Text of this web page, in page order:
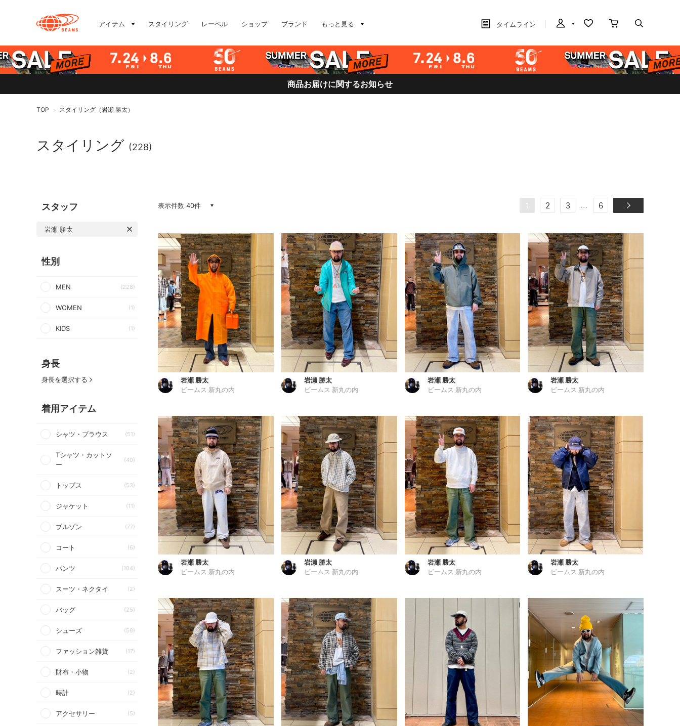
アイテム スタイリング レーベル ショップ ブランド もっと見る タイムライン
商品お届けに関するお知らせ
TOP > スタイリング（岩瀬 勝太）
スタイリング (228)
スタッフ
岩瀬 勝太
性別
MEN (228)
WOMEN (1)
KIDS (1)
身長
身長を選択する
着用アイテム
シャツ・ブラウス (51)
Tシャツ・カットソ
ー
(40)
トップス (53)
ジャケット (11)
ブルゾン (77)
コート (6)
パンツ (104)
スーツ・ネクタイ (2)
バッグ (25)
シューズ (56)
ファッション雑貨 (17)
財布・小物 (2)
時計 (2)
アクセサリー (5)
表示件数 40件 1 2 3 ... 6
岩瀬 勝太
ビームス 新丸の内
岩瀬 勝太
ビームス 新丸の内
岩瀬 勝太
ビームス 新丸の内
岩瀬 勝太
ビームス 新丸の内
岩瀬 勝太
ビームス 新丸の内
岩瀬 勝太
ビームス 新丸の内
岩瀬 勝太
ビームス 新丸の内
岩瀬 勝太
ビームス 新丸の内